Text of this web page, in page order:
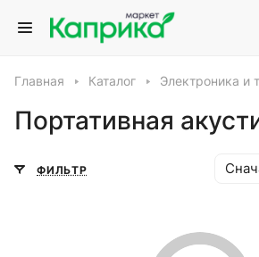
Главная Каталог Электроника и
Портативная
ФИЛЬТР